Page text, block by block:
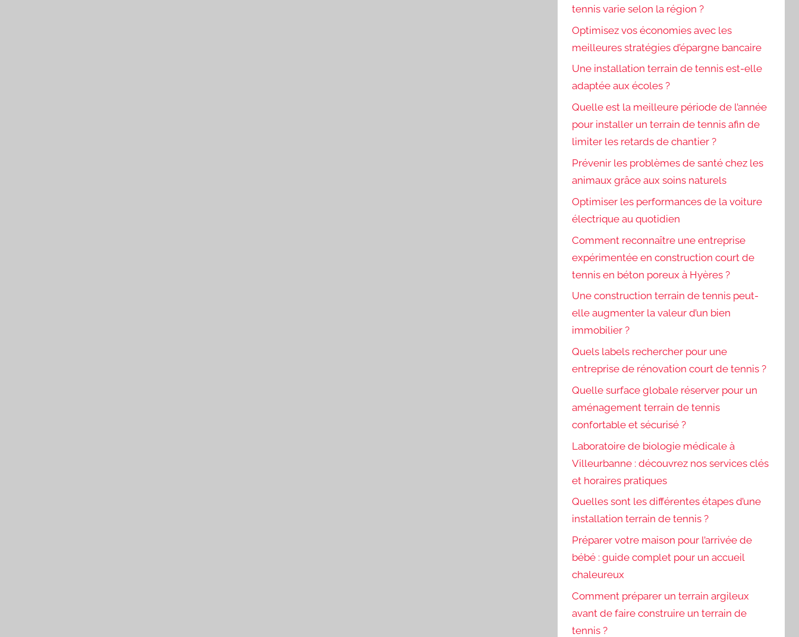
tennis varie selon la région ?
Optimisez vos économies avec les
meilleures stratégies d’épargne bancaire
Une installation terrain de tennis est-elle
adaptée aux écoles ?
Quelle est la meilleure période de l’année
pour installer un terrain de tennis afin de
limiter les retards de chantier ?
Prévenir les problèmes de santé chez les
animaux grâce aux soins naturels
Optimiser les performances de la voiture
électrique au quotidien
Comment reconnaître une entreprise
expérimentée en construction court de
tennis en béton poreux à Hyères ?
Une construction terrain de tennis peut-
elle augmenter la valeur d’un bien
immobilier ?
Quels labels rechercher pour une
entreprise de rénovation court de tennis ?
Quelle surface globale réserver pour un
aménagement terrain de tennis
confortable et sécurisé ?
Laboratoire de biologie médicale à
Villeurbanne : découvrez nos services clés
et horaires pratiques
Quelles sont les différentes étapes d’une
installation terrain de tennis ?
Préparer votre maison pour l’arrivée de
bébé : guide complet pour un accueil
chaleureux
Comment préparer un terrain argileux
avant de faire construire un terrain de
tennis ?